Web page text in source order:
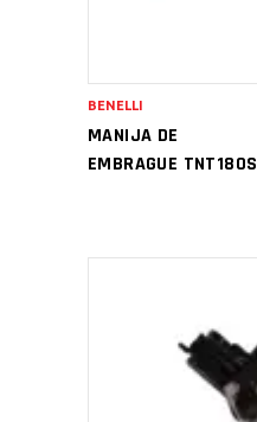
MANIJA DE
EMBRAGUE TNT180S
BENELLI